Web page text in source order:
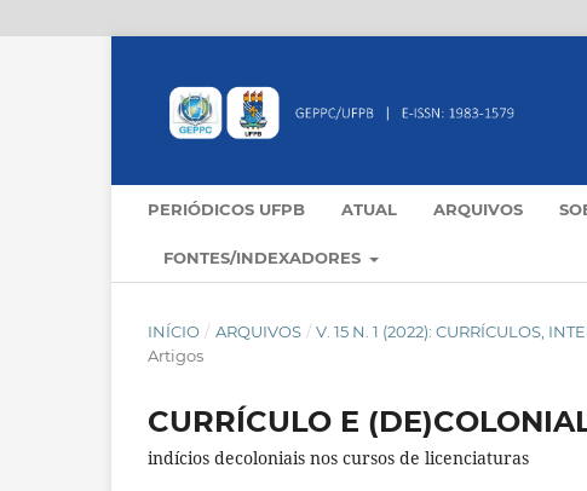
PERIÓDICOS UFPB ATUAL ARQUIVOS
FONTES/INDEXADORES
INÍCIO / ARQUIVOS / V. 15 N. 1 (2022): CURRÍCULOS,
Artigos
CURRÍCULO E
indícios decoloniais nos cursos de licenciaturas